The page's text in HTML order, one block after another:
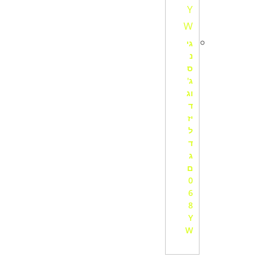
גי
נ
ס
ג'
וג
ד
יז
ל
ד
ג
ם
0
6
8
Y
W